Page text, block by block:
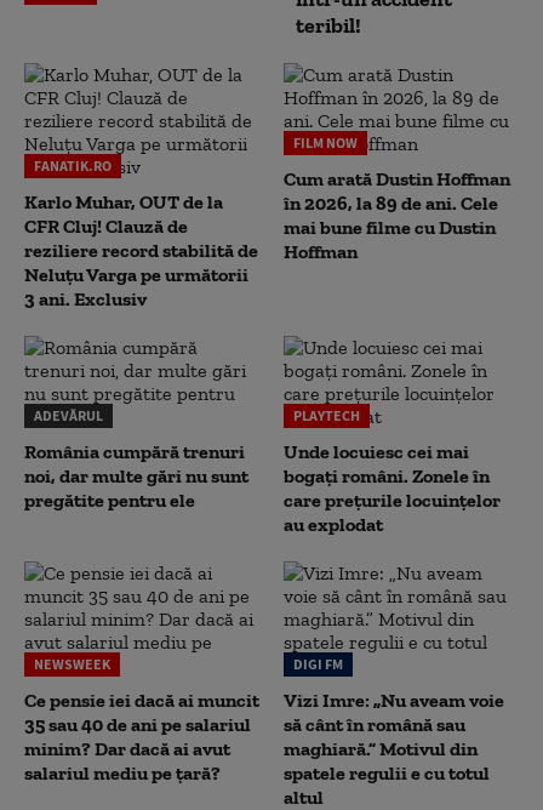
teribil!
FANATIK.RO
Karlo Muhar, OUT de la
CFR Cluj! Clauză de
reziliere record stabilită de
Neluțu Varga pe următorii
3 ani. Exclusiv
FILM NOW
Cum arată Dustin Hoffman
în 2026, la 89 de ani. Cele
mai bune filme cu Dustin
Hoffman
ADEVĂRUL
România cumpără trenuri
noi, dar multe gări nu sunt
pregătite pentru ele
PLAYTECH
Unde locuiesc cei mai
bogați români. Zonele în
care prețurile locuințelor
au explodat
NEWSWEEK
Ce pensie iei dacă ai muncit
35 sau 40 de ani pe salariul
minim? Dar dacă ai avut
salariul mediu pe țară?
DIGI FM
Vizi Imre: „Nu aveam voie
să cânt în română sau
maghiară.” Motivul din
spatele regulii e cu totul
altul